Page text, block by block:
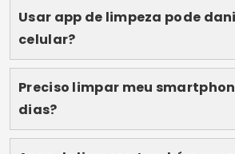
Dica final:salve este artigo,
amigos e descubra outros
tecnologia e otimização no